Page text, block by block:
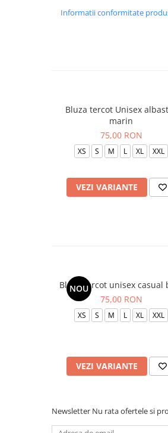
Informatii conformitate
Bluza tercot Unisex
marin
75,00 RON
XS S M L XL XXL
VEZI VARIANTE
NOU
Bluza tercot unisex casual
75,00 RON
XS S M L XL XXL
VEZI VARIANTE
Newsletter Nu rata ofertele si